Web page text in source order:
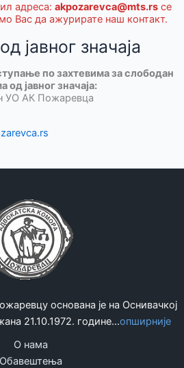
адреса: akpozarevca@mts.rsсе
Вас да ажурирате наш контакт.
јавног значаја
по захтевима за слободан
јавног значаја:
УО АК Пожаревца
основана је на Оснивачкој
21.10.1972. године...опширније
О нама
Обавештења